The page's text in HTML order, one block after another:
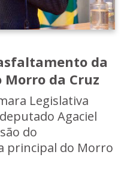
da
da Cruz
Legislativa
Agaciel
do
principal do Morro